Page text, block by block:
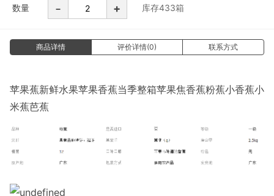
数量 - + 库存433箱
商品详情 评价详情(0) 联系方式
苹果蕉新鲜水果苹果香蕉当季整箱苹果焦香蕉粉蕉小香蕉小
米蕉芭蕉